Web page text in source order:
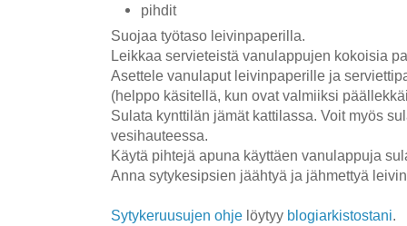
pihdit
Suojaa työtaso leivinpaperilla.
Leikkaa servieteistä vanulappujen kokoisia
Asettele vanulaput leivinpaperille ja
(helppo käsitellä, kun ovat valmiiksi
Sulata kynttilän jämät kattilassa. Voit myös
vesihauteessa.
Käytä pihtejä apuna käyttäen vanulappuja
Anna sytykesipsien jäähtyä ja jähmettyä
Sytykeruusujen ohje löytyy blogiarkistostani.